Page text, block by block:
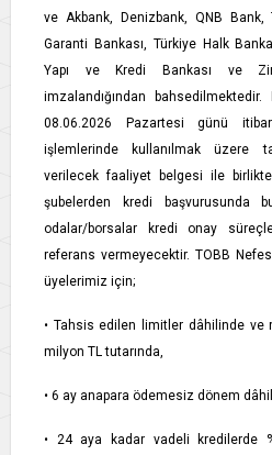
ve Akbank, Denizbank, QNB Bank,
Garanti Bankası, Türkiye Halk
Yapı ve Kredi Bankası ve
imzalandığından
08.06.2026 Pazartesi günü
işlemlerinde kullanılmak üzere
verilecek faaliyet belgesi ile
şubelerden kredi başvurusunda
odalar/borsalar kredi onay
referans vermeyecektir. TOBB
üyelerimiz için;
• Tahsis edilen limitler dâhilinde
milyon TL tutarında,
• 6 ay anapara ödemesiz dönem
• 24 aya kadar vadeli kredilerde